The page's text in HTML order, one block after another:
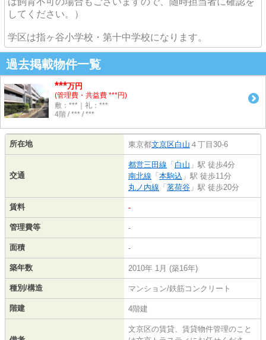
してください。）
学区は指ヶ谷小学校・第十中学校になります。
過去掲載物件一覧
***万円
(管理費・共益費 ***円)
敷：***｜礼：***
4階 / *** / ***
所在地 東京都文京区白山 ４丁目30-6
交通
都営三田線 「 白山 」駅 徒歩4分
南北線 「 本駒込 」駅 徒歩11分
丸ノ内線 「 茗荷谷 」駅 徒歩20分
賃料 -
管理費等 -
面積 -
築年数 2010年 1月 (築16年)
種別/構造 マンション/鉄筋コンクリート
階建 4階建
文京区の賃貸、賃貸物件管理のこと